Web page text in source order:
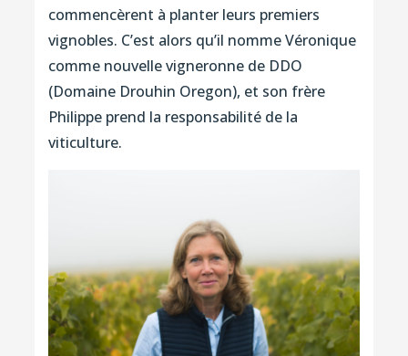
commencèrent à planter leurs premiers
vignobles. C’est alors qu’il nomme Véronique
comme nouvelle vigneronne de DDO
(Domaine Drouhin Oregon), et son frère
Philippe prend la responsabilité de la
viticulture.